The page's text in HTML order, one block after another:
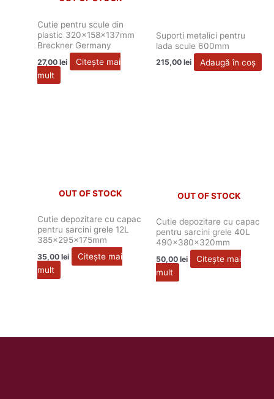
Cutie pentru scule din
plastic 320x158x137mm
Breckner Germany
27,00lei
Citește mai
mult
Suporti metalici pentru
lada scule 600mm
215,00 lei Adaugă în coș
OUT OF STOCK
Cutie depozitare cu capac
pentru sarcini grele 12L
385x295x175mm
35,00lei
Citește mai
mult
OUT OF STOCK
Cutie depozitare cu capac
pentru sarcini grele 40L
490x380x320mm
50,00 lei
Citește mai
mult